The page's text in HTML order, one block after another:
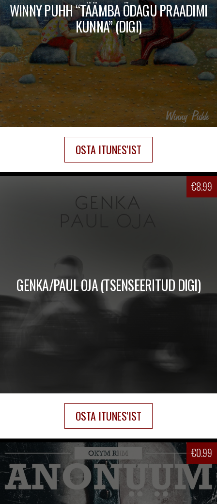
WINNY PUHH “TÄÄMBA ÕDAGU PRAADIMI
KUNNA” (DIGI)
OSTA ITUNES'IST
€8.99
GENKA/PAUL OJA (TSENSEERITUD DIGI)
OSTA ITUNES'IST
€0.99